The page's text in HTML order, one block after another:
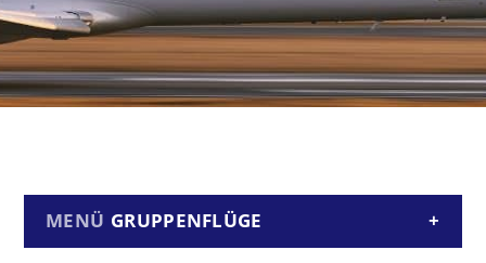
GRUPPENFLÜGE